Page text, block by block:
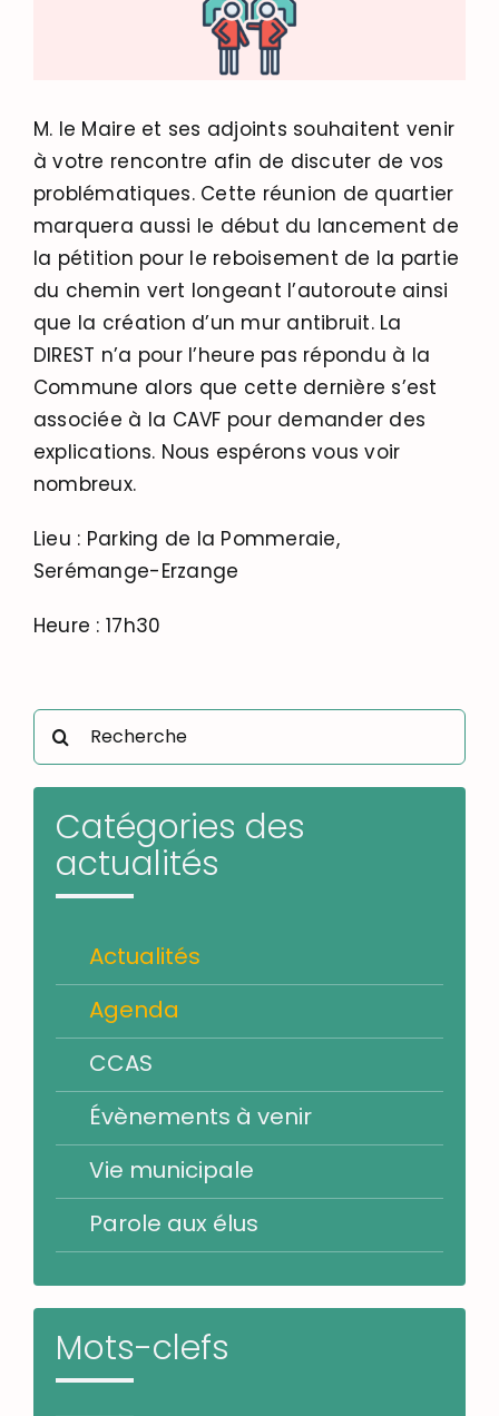
M. le Maire et ses adjoints souhaitent venir
à votre rencontre afin de discuter de vos
problématiques. Cette réunion de quartier
marquera aussi le début du lancement de
la pétition pour le reboisement de la partie
du chemin vert longeant l’autoroute ainsi
que la création d’un mur antibruit. La
DIREST n’a pour l’heure pas répondu à la
Commune alors que cette dernière s’est
associée à la CAVF pour demander des
explications. Nous espérons vous voir
nombreux.
Lieu : Parking de la Pommeraie,
Serémange-Erzange
Heure : 17h30
Rechercher:
Catégories des
actualités
Actualités
Agenda
CCAS
Évènements à venir
Vie municipale
Parole aux élus
Mots-clefs